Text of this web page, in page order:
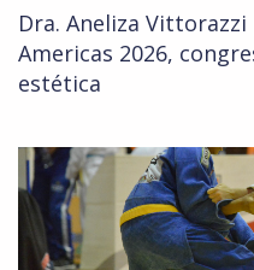
Dra. Aneliza
Americas 2026,
estética